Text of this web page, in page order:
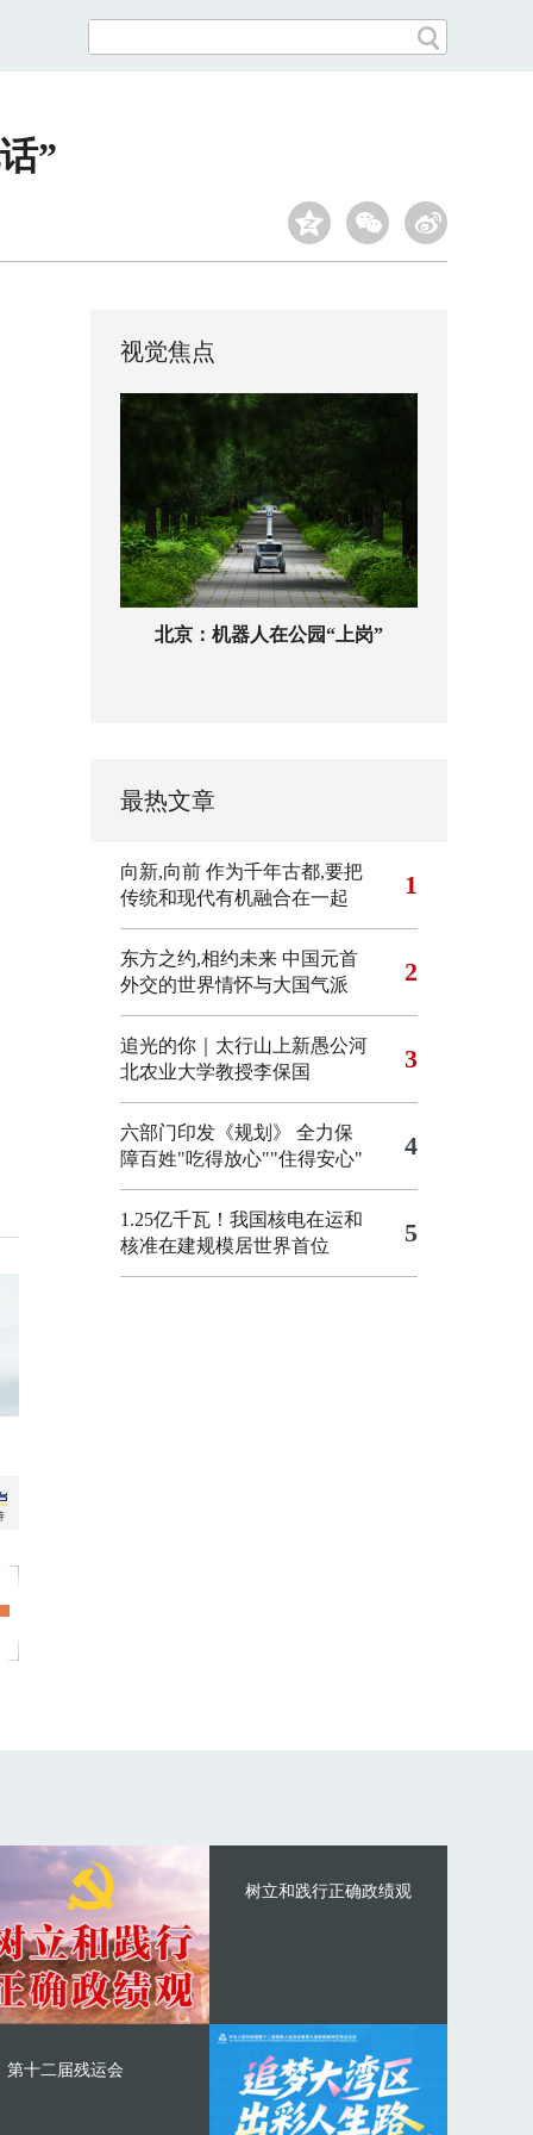
”
视觉焦点
北京：机器人在公园“上岗”
最热文章
向新,向前 作为千年古都,要把
传统和现代有机融合在一起
1
东方之约,相约未来 中国元首
外交的世界情怀与大国气派
2
追光的你｜太行山上新愚公河
北农业大学教授李保国
3
六部门印发《规划》 全力保
障百姓"吃得放心""住得安心"
4
1.25亿千瓦！我国核电在运和
核准在建规模居世界首位
5
树立和践行正确政绩观
第十二届残运会